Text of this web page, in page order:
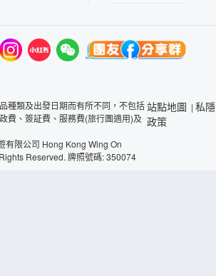
種類及出發日期而有所不同，不包括
費、簽証費、服務費(旅行團適用)及
有限公司 Hong Kong Wing On
Reserved. 牌照號碼: 350074
站點地圖 | 私隱
政策